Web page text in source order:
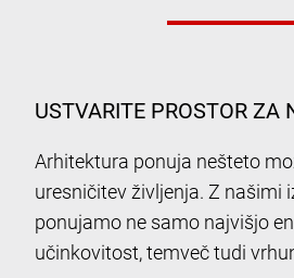
USTVARITE PROSTOR ZA
Arhitektura ponuja nešteto
uresničitev življenja. Z našimi
ponujamo ne samo najvišjo
učinkovitost, temveč tudi